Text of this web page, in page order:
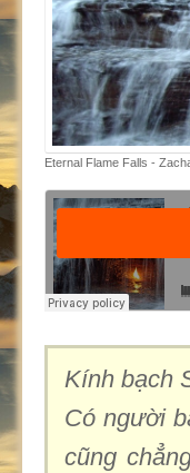
Eternal Flame Falls -
Kính bạch
Có người
cũng